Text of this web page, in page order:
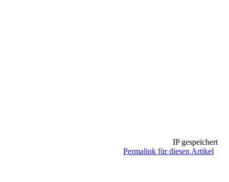
IP gespeichert
Permalink für diesen Artikel